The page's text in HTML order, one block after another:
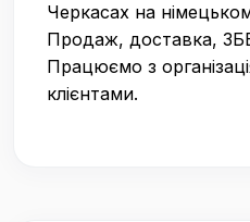
Черкасах на
Продаж, доставка,
Працюємо з
клієнтами.